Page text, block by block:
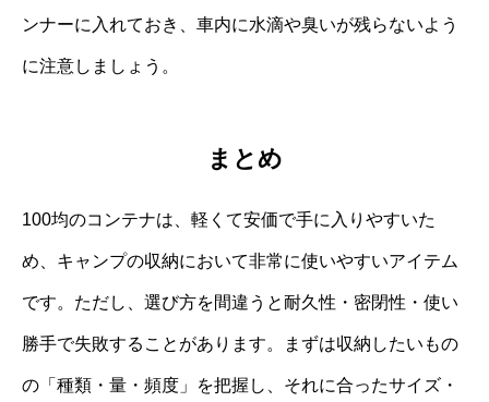
ンナーに入れておき、車内に水滴や臭いが残らないよう
に注意しましょう。
まとめ
100均のコンテナは、軽くて安価で手に入りやすいた
め、キャンプの収納において非常に使いやすいアイテム
です。ただし、選び方を間違うと耐久性・密閉性・使い
勝手で失敗することがあります。まずは収納したいもの
の「種類・量・頻度」を把握し、それに合ったサイズ・